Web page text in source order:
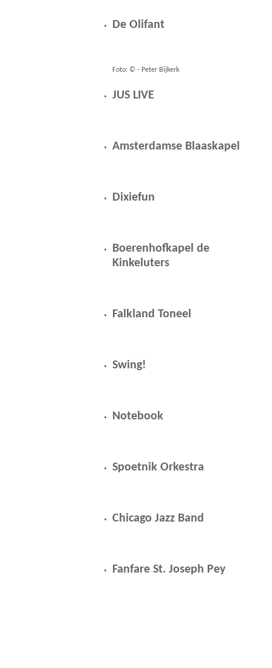
De Olifant
Foto: © - Peter Bijkerk
JUS LIVE
Amsterdamse Blaaskapel
Dixiefun
Boerenhofkapel de
Kinkeluters
Falkland Toneel
Swing!
Notebook
Spoetnik Orkestra
Chicago Jazz Band
Fanfare St. Joseph Pey